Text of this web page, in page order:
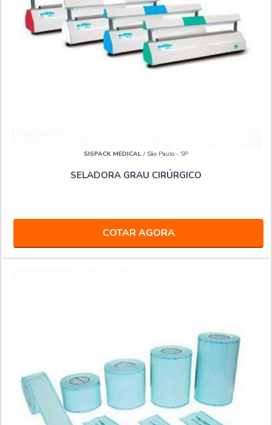
SISPACK MEDICAL / São Paulo - SP
SELADORA GRAU CIRÚRGICO
COTAR AGORA